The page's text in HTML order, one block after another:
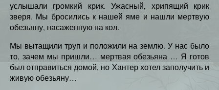
услышали громкий крик. Ужасный, хрипящий крик
зверя. Мы бросились к нашей яме и нашли мертвую
обезьяну, насаженную на кол.
Мы вытащили труп и положили на землю. У нас было
то, зачем мы пришли… мертвая обезьяна … Я готов
был отправиться домой, но Хантер хотел заполучить и
живую обезьяну…